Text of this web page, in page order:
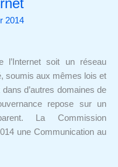
2014
l’Internet soit un réseau
soumis aux mêmes lois et
d’autres domaines de
repose sur un
La Commission
une Communication au